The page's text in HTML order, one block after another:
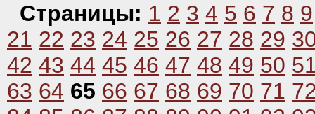
Страницы: 1 2 3 4 5 6 7 8 9
21 22 23 24 25 26 27 28 29
42 43 44 45 46 47 48 49 50
63 64 65 66 67 68 69 70 71